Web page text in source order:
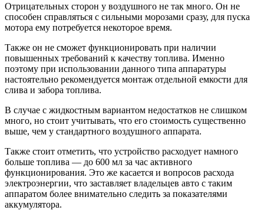
Отрицательных сторон у воздушного не так много. Он не
способен справляться с сильными морозами сразу, для пуска
мотора ему потребуется некоторое время.
Также он не сможет функционировать при наличии
повышенных требований к качеству топлива. Именно
поэтому при использовании данного типа аппаратуры
настоятельно рекомендуется монтаж отдельной емкости для
слива и забора топлива.
В случае с жидкостным вариантом недостатков не слишком
много, но стоит учитывать, что его стоимость существенно
выше, чем у стандартного воздушного аппарата.
Также стоит отметить, что устройство расходует намного
больше топлива — до 600 мл за час активного
функционирования. Это же касается и вопросов расхода
электроэнергии, что заставляет владельцев авто с таким
аппаратом более внимательно следить за показателями
аккумулятора.